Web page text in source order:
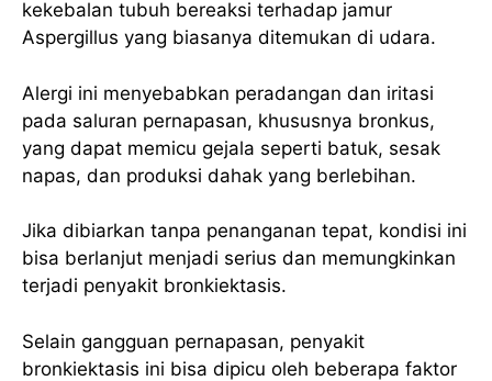
kekebalan tubuh bereaksi terhadap jamur
Aspergillus yang biasanya ditemukan di udara.
Alergi ini menyebabkan peradangan dan iritasi
pada saluran pernapasan, khususnya bronkus,
yang dapat memicu gejala seperti batuk, sesak
napas, dan produksi dahak yang berlebihan.
Jika dibiarkan tanpa penanganan tepat, kondisi ini
bisa berlanjut menjadi serius dan memungkinkan
terjadi penyakit bronkiektasis.
Selain gangguan pernapasan, penyakit
bronkiektasis ini bisa dipicu oleh beberapa faktor